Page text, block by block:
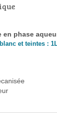
en phase
et teintes :